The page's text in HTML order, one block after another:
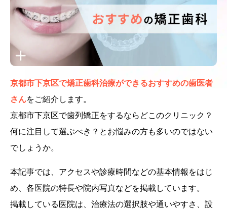
京都市下京区で矯正歯科治療ができるおすすめの歯医者
さんをご紹介します。
京都市下京区で歯列矯正をするならどこのクリニック？
何に注目して選ぶべき？とお悩みの方も多いのではない
でしょうか。
本記事では、アクセスや診療時間などの基本情報をはじ
め、各医院の特長や院内写真などを掲載しています。
掲載している医院は、治療法の選択肢や通いやすさ、設